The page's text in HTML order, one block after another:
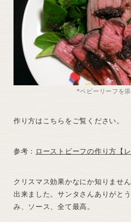
*ベビーリーフを
作り方はこちらをご覧ください。
参考： ローストビーフの作り方【レ
クリスマス効果かなにか知りませ
出来ました。サンタさんありがと
み、ソース、全て最高。